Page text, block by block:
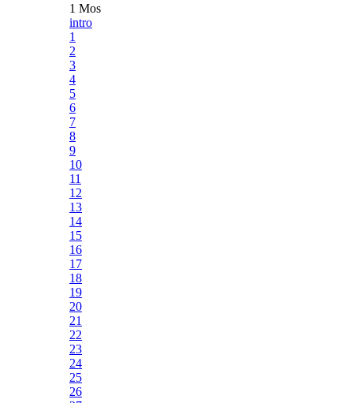
1 Mos
intro
1
2
3
4
5
6
7
8
9
10
11
12
13
14
15
16
17
18
19
20
21
22
23
24
25
26